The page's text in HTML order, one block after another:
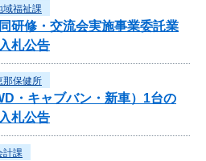
域福祉課
研修・交流会実施事業委託業
札公告
那保健所
・キャブバン・新車）1台の
札公告
計課